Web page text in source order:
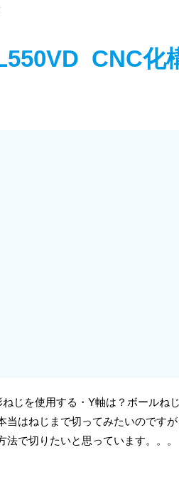
CNC化
じを使用する・Y軸は？ボールね
当はねじまで切ってみたいのです
で切りたいと思っています。。。